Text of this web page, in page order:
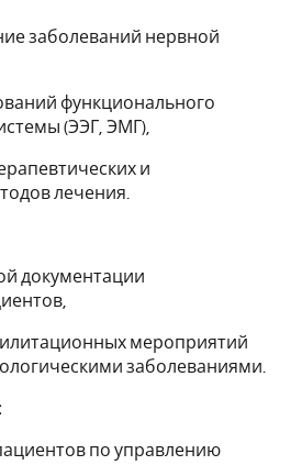
заболеваний нервной
функционального
(ЭЭГ, ЭМГ),
и
лечения.
документации
мероприятий
заболеваниями.
по управлению